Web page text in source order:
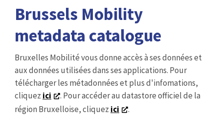
Brussels Mobility
metadata catalogue
Bruxelles Mobilité vous donne accès à ses données et
aux données utilisées dans ses applications. Pour
télécharger les métadonnées et plus d'infomations,
cliquez ici
. Pour accéder au datastore officiel de la
région Bruxelloise, cliquez ici .